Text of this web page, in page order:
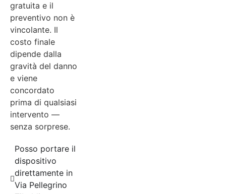
gratuita e il
preventivo non è
vincolante. Il
costo finale
dipende dalla
gravità del danno
e viene
concordato
prima di qualsiasi
intervento —
senza sorprese.
Posso portare il
dispositivo
direttamente in
Via Pellegrino